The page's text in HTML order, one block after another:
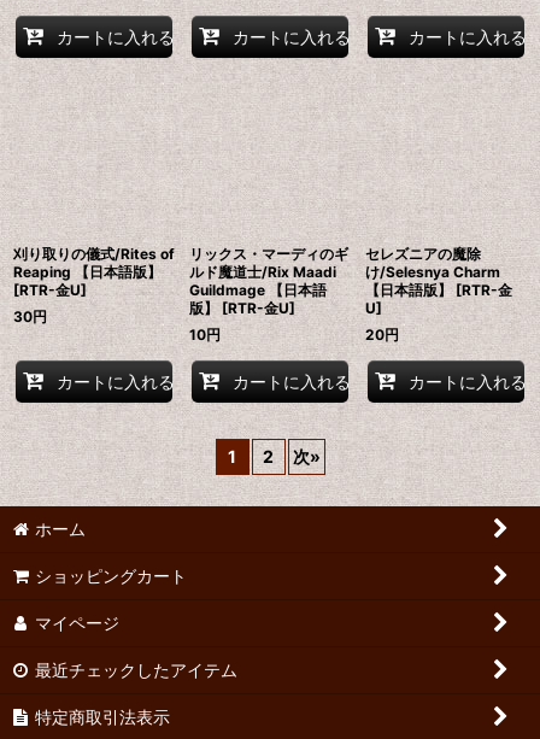
カートに入れる カートに入れる カートに入れる
刈り取りの儀式/Rites of
Reaping 【日本語版】
[RTR-金U]
30円
カートに入れる
リックス・マーディのギ
ルド魔道士/Rix Maadi
Guildmage 【日本語
版】 [RTR-金U]
10円
カートに入れる
セレズニアの魔除
け/Selesnya Charm
【日本語版】 [RTR-金
U]
20円
カートに入れる
1 2 次»
ホーム
ショッピングカート
マイページ
最近チェックしたアイテム
特定商取引法表示